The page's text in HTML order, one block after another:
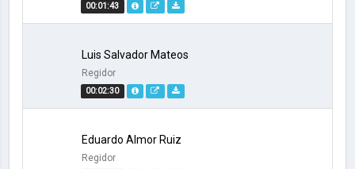
00:01:43
00:02:30
Luis Salvador Mateos
Regidor
Eduardo Almor Ruiz
Regidor